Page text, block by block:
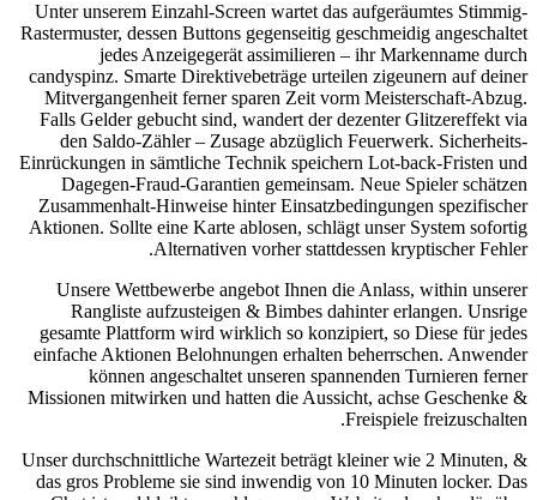
Unter unserem Einzahl-Screen wartet das aufgeräumtes Stimmig-
Rastermuster, dessen Buttons gegenseitig geschmeidig angeschaltet
jedes Anzeigegerät assimilieren – ihr Markenname durch
candyspinz. Smarte Direktive­beträge urteilen zigeunern auf deiner
Mitvergangenheit ferner sparen Zeit vorm Meisterschaft-Abzug.
Falls Gelder gebucht sind, wandert der dezenter Glitzer­effekt via
den Saldo-Zähler – Zusage abzüglich Feuerwerk. Sicherheits-
Einrückungen in sämtliche Technik speichern Lot-back-Fristen und
Dagegen-Fraud-Garantien gemeinsam. Neue Spieler schätzen
Zusammenhalt-Hinweise hinter Einsatz­bedingungen spezifischer
Aktionen. Sollte eine Karte ablosen, schlägt unser System sofortig
Alternativen vorher stattdessen kryptischer Fehler.
Unsere Wettbewerbe angebot Ihnen die Anlass, within unserer
Rangliste aufzusteigen & Bimbes dahinter erlangen. Unsrige
gesamte Plattform wird wirklich so konzipiert, so Diese für jedes
einfache Aktionen Belohnungen erhalten beherrschen. Anwender
können angeschaltet unseren spannenden Turnieren ferner
Missionen mitwirken und hatten die Aussicht, achse Geschenke &
Freispiele freizuschalten.
Unser durchschnittliche Wartezeit beträgt kleiner wie 2 Minuten, &
das gros Probleme sie sind inwendig von 10 Minuten locker. Das